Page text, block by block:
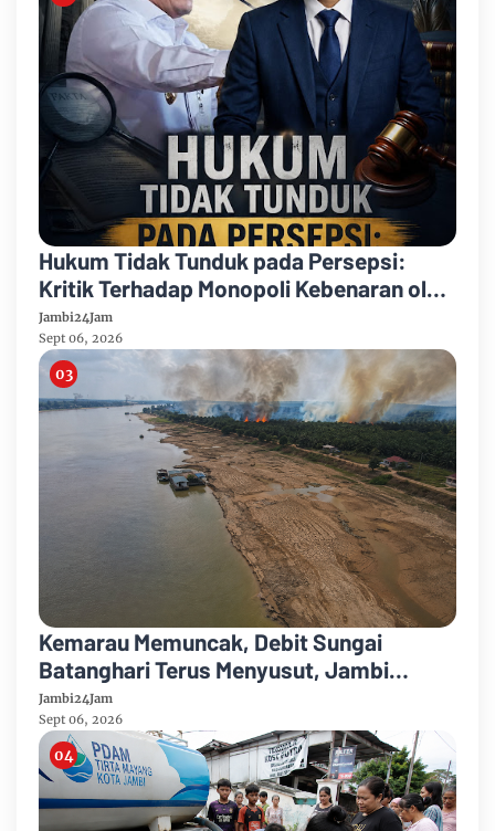
Hukum Tidak Tunduk pada Persepsi:
Kritik Terhadap Monopoli Kebenaran oleh
Media dan Aktivis
Jambi24Jam
Sept 06, 2026
Kemarau Memuncak, Debit Sungai
Batanghari Terus Menyusut, Jambi
Hadapi Ancaman Krisis Air Bersih dan
Karhutla
Jambi24Jam
Sept 06, 2026